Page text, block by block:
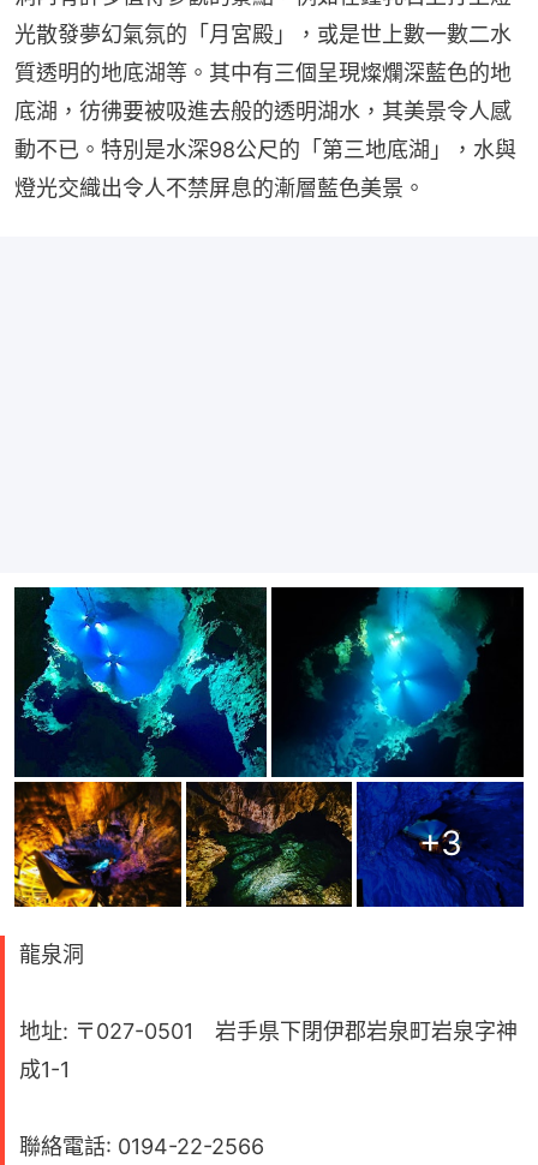
光散發夢幻氣氛的「月宮殿」，或是世上數一數二水
質透明的地底湖等。其中有三個呈現燦爛深藍色的地
底湖，彷彿要被吸進去般的透明湖水，其美景令人感
動不已。特別是水深98公尺的「第三地底湖」，水與
燈光交織出令人不禁屏息的漸層藍色美景。
+3
龍泉洞
地址: 〒027-0501 岩手県下閉伊郡岩泉町岩泉字神
成1-1
聯絡電話: 0194-22-2566